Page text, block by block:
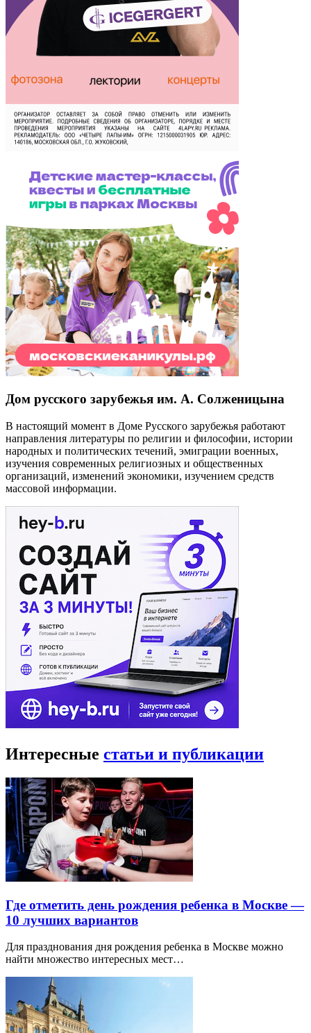
Дом русского зарубежья им. А. Солженицына
В настоящий момент в Доме Русского зарубежья работают
направления литературы по религии и философии, истории
народных и политических течений, эмиграции военных,
изучения современных религиозных и общественных
организаций, изменений экономики, изучением средств
массовой информации.
Интересные статьи и публикации
Где отметить день рождения ребенка в Москве —
10 лучших вариантов
Для празднования дня рождения ребенка в Москве можно
найти множество интересных мест…